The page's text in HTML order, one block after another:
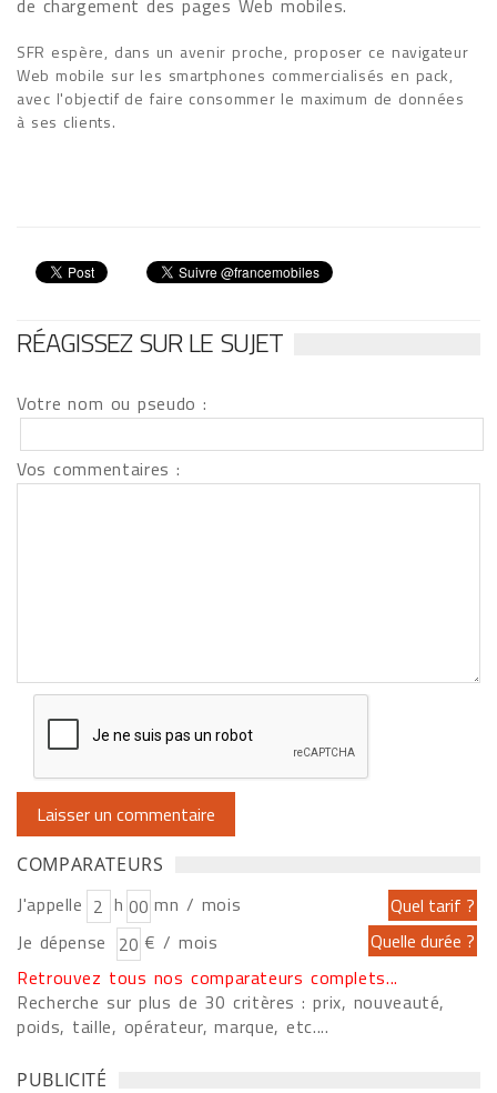
de chargement des pages Web mobiles.
SFR espère, dans un avenir proche, proposer ce navigateur
Web mobile sur les smartphones commercialisés en pack,
avec l'objectif de faire consommer le maximum de données
à ses clients.
RÉAGISSEZ SUR LE SUJET
Votre nom ou pseudo :
Vos commentaires :
COMPARATEURS
J'appelle h
mn / mois
Je dépense
€ / mois
Retrouvez tous nos comparateurs complets...
Recherche sur plus de 30 critères : prix, nouveauté,
poids, taille, opérateur, marque, etc....
PUBLICITÉ